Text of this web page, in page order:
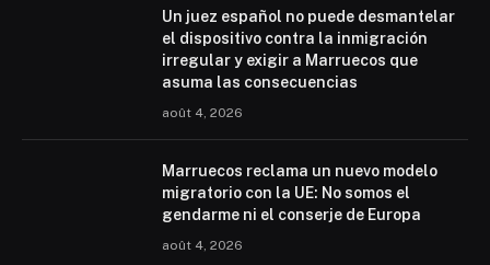
Un juez español no puede desmantelar
el dispositivo contra la inmigración
irregular y exigir a Marruecos que
asuma las consecuencias
août 4, 2026
Marruecos reclama un nuevo modelo
migratorio con la UE: No somos el
gendarme ni el conserje de Europa
août 4, 2026